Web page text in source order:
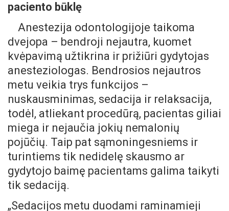
paciento būklę
Anestezija odontologijoje taikoma
dvejopa – bendroji nejautra, kuomet
kvėpavimą užtikrina ir prižiūri gydytojas
anesteziologas. Bendrosios nejautros
metu veikia trys funkcijos –
nuskausminimas, sedacija ir relaksacija,
todėl, atliekant procedūrą, pacientas giliai
miega ir nejaučia jokių nemalonių
pojūčių. Taip pat sąmoningesniems ir
turintiems tik nedidelę skausmo ar
gydytojo baimę pacientams galima taikyti
tik sedaciją.
„Sedacijos metu duodami raminamieji